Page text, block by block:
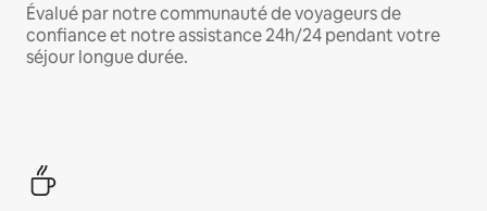
Évalué par notre communauté de voyageurs de
confiance et notre assistance 24h/24 pendant votre
séjour longue durée.